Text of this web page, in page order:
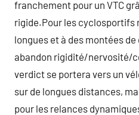
franchement pour un VTC
rigide.Pour les cyclosportifs
longues et à des montées
abandon rigidité/nervosité/
verdict se portera vers un
sur de longues distances,
pour les relances